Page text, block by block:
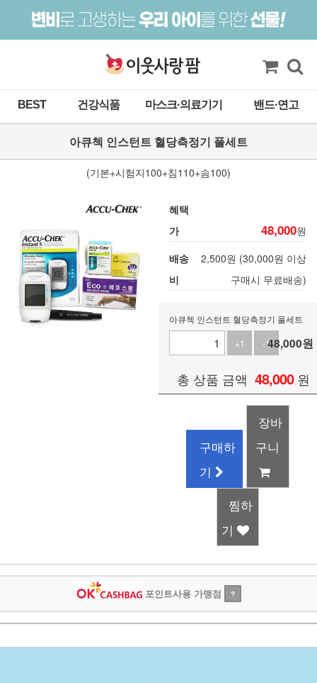
BEST 건강식품 마스크·의료기기 밴드·연고
아큐첵 인스턴트 혈당측정기 풀세트
(기본+시험지100+침110+솜100)
혜택
가
48,000원
배송
비
2,500원 (30,000원 이상
구매시 무료배송)
아큐첵 인스턴트 혈당측정기 풀세트
+1
-148,000원
총 상품 금액 48,000 원
구매하
기
장바
구니
찜하
기
포인트사용 가맹점 ?